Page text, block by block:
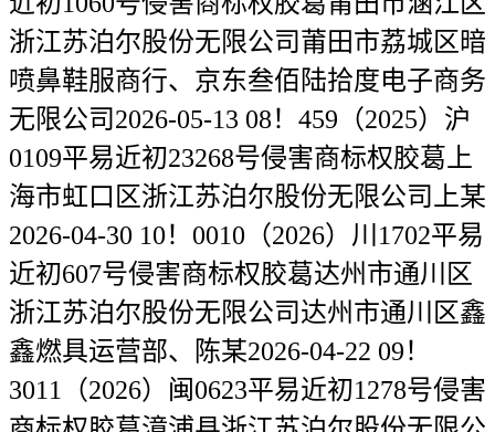
浙江苏泊尔股份无限公司莆田市荔城区暗
喷鼻鞋服商行、京东叁佰陆拾度电子商务
无限公司2026-05-13 08！459（2025）沪
0109平易近初23268号侵害商标权胶葛上
海市虹口区浙江苏泊尔股份无限公司上某
2026-04-30 10！0010（2026）川1702平易
近初607号侵害商标权胶葛达州市通川区
浙江苏泊尔股份无限公司达州市通川区鑫
鑫燃具运营部、陈某2026-04-22 09！
3011（2026）闽0623平易近初1278号侵害